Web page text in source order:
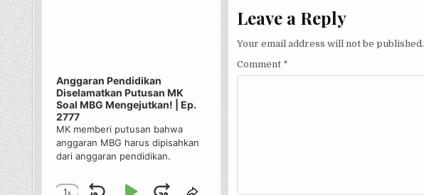
Leave a Reply
Your email address will not be published.
Comment *
Anggaran Pendidikan
Diselamatkan Putusan MK
Soal MBG Mengejutkan! | Ep.
2777
MK memberi putusan bahwa
anggaran MBG harus dipisahkan
dari anggaran pendidikan.
1x